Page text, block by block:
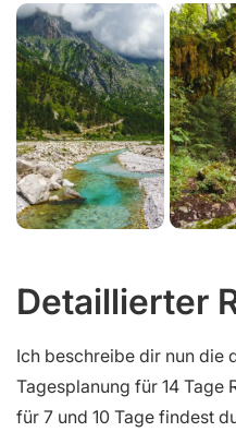
Detaillierter
Ich beschreibe dir nun die
Tagesplanung für 14 Tage
für 7 und 10 Tage findest